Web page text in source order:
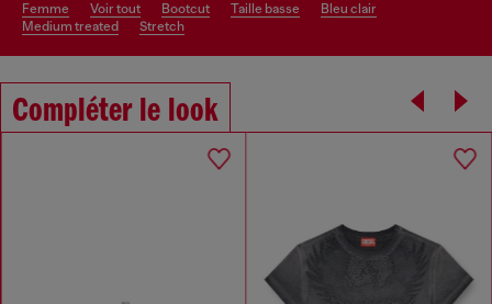
femme voir tout bootcut taille basse
bleu clair
medium treated
stretch
Compléter le look